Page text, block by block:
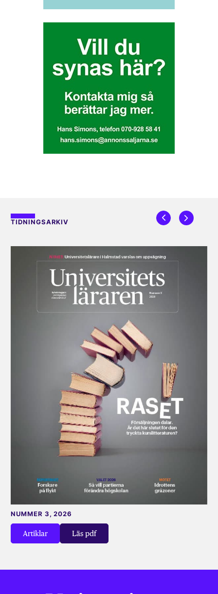
TIDNINGSARKIV
Artiklar Läs pdf
NUMMER 3, 2026